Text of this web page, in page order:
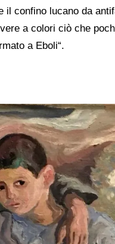
il confino lucano da
a colori ciò che
a Eboli“.